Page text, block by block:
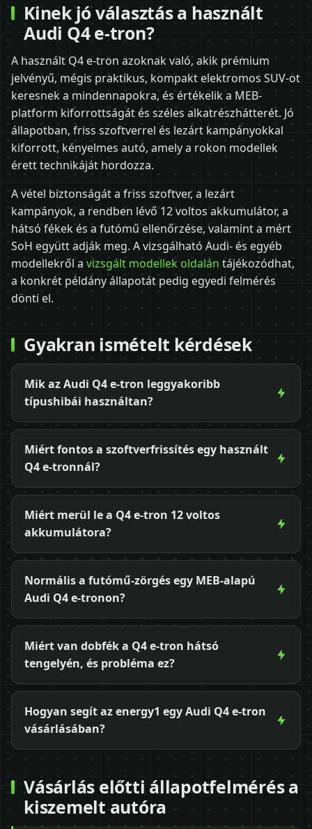
Kinek jó választás a használt
Audi Q4 e-tron?
A használt Q4 e-tron azoknak való, akik prémium
jelvényű, mégis praktikus, kompakt elektromos SUV-ot
keresnek a mindennapokra, és értékelik a MEB-
platform kiforrottságát és széles alkatrészhátterét. Jó
állapotban, friss szoftverrel és lezárt kampányokkal
kiforrott, kényelmes autó, amely a rokon modellek
érett technikáját hordozza.
A vétel biztonságát a friss szoftver, a lezárt
kampányok, a rendben lévő 12 voltos akkumulátor, a
hátsó fékek és a futómű ellenőrzése, valamint a mért
SoH együtt adják meg. A vizsgálható Audi- és egyéb
modellekről a vizsgált modellek oldalán tájékozódhat,
a konkrét példány állapotát pedig egyedi felmérés
dönti el.
Gyakran ismételt kérdések
Mik az Audi Q4 e-tron leggyakoribb
típushibái használtan?
Miért fontos a szoftverfrissítés egy használt
Q4 e-tronnál?
Miért merül le a Q4 e-tron 12 voltos
akkumulátora?
Normális a futómű-zörgés egy MEB-alapú
Audi Q4 e-tronon?
Miért van dobfék a Q4 e-tron hátsó
tengelyén, és probléma ez?
Hogyan segít az energy1 egy Audi Q4 e-tron
vásárlásában?
Vásárlás előtti állapotfelmérés a
kiszemelt autóra